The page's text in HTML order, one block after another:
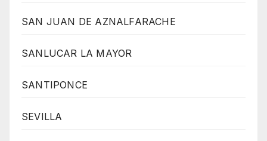
SAN JUAN DE AZNALFARACHE
SANLUCAR LA MAYOR
SANTIPONCE
SEVILLA